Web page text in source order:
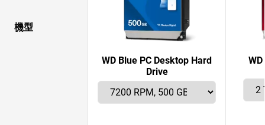
機型
WD Blue PC Desktop Hard
Drive